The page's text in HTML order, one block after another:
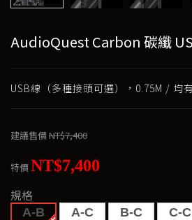
AudioQuest Carbon 碳纖
USB線（多種接頭可選），0.75M / 均
建議售價NT$7,400
特價NT$7,400
規格
A-B A-C B-C C-C